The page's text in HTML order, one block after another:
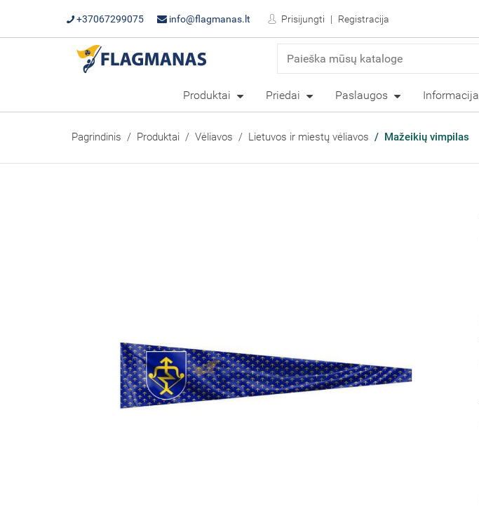
+37067299075 info@flagmanas.lt Prisijungti Registracija
Produktai Priedai Paslaugos Informacija
Pagrindinis Produktai Vėliavos Lietuvos ir miestų vėliavos Mažeikių vimpilas